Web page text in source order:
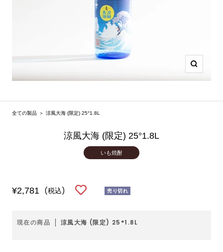
ズ
ー
全ての製品 ＞ 涼風大海 (限定) 25°1.8L
涼風大海 (限定) 25°1.8L
いも焼酎
セ
ル
¥2,781 (税込) 売り切れ
現在の商品 涼風大海 (限定) 25°1.8L